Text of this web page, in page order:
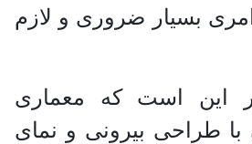
بسیار ضروری و لازم
این است که معماری
طراحی بیرونی و نمای